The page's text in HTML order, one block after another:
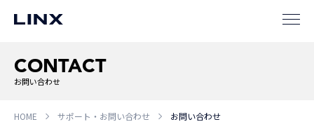
CONTACT
お問い合わせ
HOME サポート・お問い合わせ お問い合わせ